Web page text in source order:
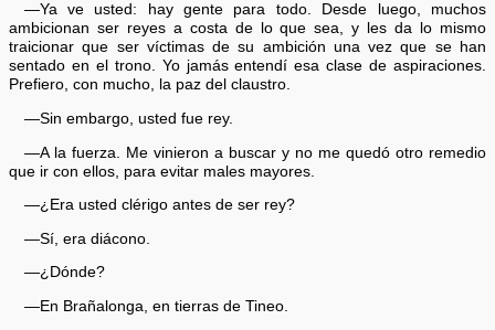
—Ya ve usted: hay gente para todo. Desde luego, muchos
ambicionan ser reyes a costa de lo que sea, y les da lo mismo
traicionar que ser víctimas de su ambición una vez que se han
sentado en el trono. Yo jamás entendí esa clase de aspiraciones.
Prefiero, con mucho, la paz del claustro.
—Sin embargo, usted fue rey.
—A la fuerza. Me vinieron a buscar y no me quedó otro remedio
que ir con ellos, para evitar males mayores.
—¿Era usted clérigo antes de ser rey?
—Sí, era diácono.
—¿Dónde?
—En Brañalonga, en tierras de Tineo.